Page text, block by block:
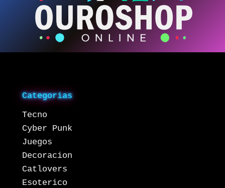
Categorias
Tecno
Cyber Punk
Juegos
Decoracion
Catlovers
Esoterico